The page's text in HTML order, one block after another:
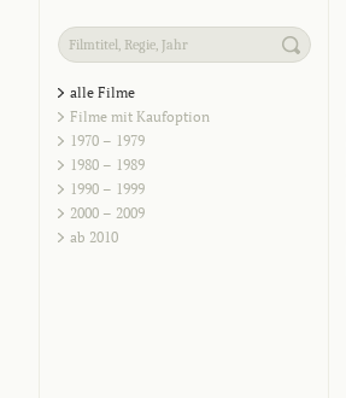
alle Filme
Filme mit Kaufoption
1970 – 1979
1980 – 1989
1990 – 1999
2000 – 2009
ab 2010